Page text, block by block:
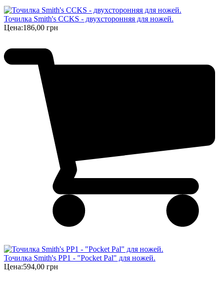
Точилка Smith's CCKS - двухсторонняя для ножей.
Цена:186,00 грн
Точилка Smith's PP1 - "Pocket Pal" для ножей.
Цена:594,00 грн